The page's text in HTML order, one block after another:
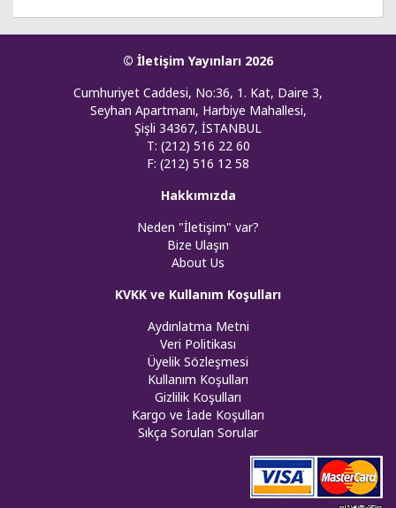
© İletişim Yayınları 2026
Cumhuriyet Caddesi, No:36, 1. Kat, Daire 3,
Seyhan Apartmanı, Harbiye Mahallesi,
Şişli 34367, İSTANBUL
T: (212) 516 22 60
F: (212) 516 12 58
Hakkımızda
Neden "İletişim" var?
Bize Ulaşın
About Us
KVKK ve Kullanım Koşulları
Aydınlatma Metni
Veri Politikası
Üyelik Sözleşmesi
Kullanım Koşulları
Gizlilik Koşulları
Kargo ve İade Koşulları
Sıkça Sorulan Sorular